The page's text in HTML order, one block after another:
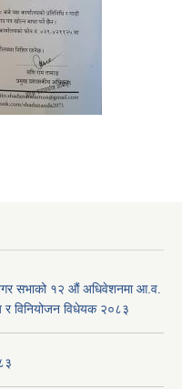
सभाको १२ ‍औं अधिवेशनमा आ.व.
विनियोजन विधेयक २०८३